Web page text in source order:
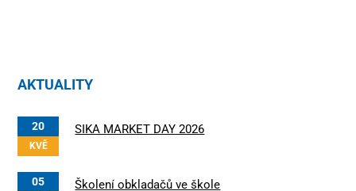
AKTUALITY
20
KVĚ
SIKA MARKET DAY 2026
05 Školení obkladačů ve škole